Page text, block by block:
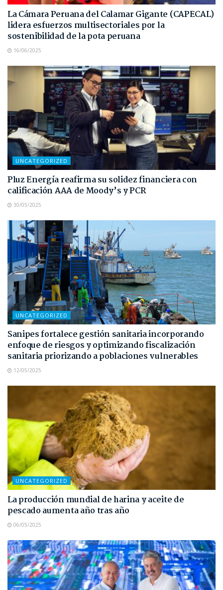
La Cámara Peruana del Calamar Gigante (CAPECAL)
lidera esfuerzos multisectoriales por la
sostenibilidad de la pota peruana
16/06/2025
UNCATEGORIZED
Pluz Energía reafirma su solidez financiera con
calificación AAA de Moody’s y PCR
30/05/2025
UNCATEGORIZED
Sanipes fortalece gestión sanitaria incorporando
enfoque de riesgos y optimizando fiscalización
sanitaria priorizando a poblaciones vulnerables
12/05/2025
UNCATEGORIZED
La producción mundial de harina y aceite de
pescado aumenta año tras año
06/05/2025